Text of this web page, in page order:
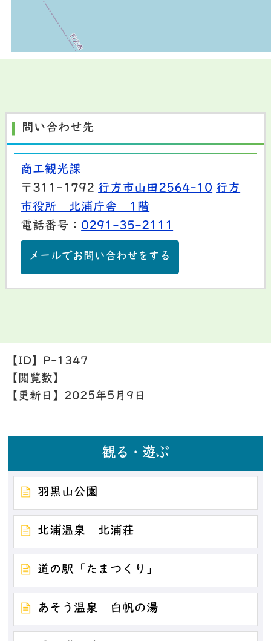
問い合わせ先
商工観光課
〒311-1792 行方市山田2564-10 行方
市役所 北浦庁舎 1階
電話番号： 0291-35-2111
メールでお問い合わせをする
【ID】 P-1347
【閲覧数】
【更新日】 2025年5月9日
観る・遊ぶ
羽黒山公園
北浦温泉 北浦荘
道の駅「たまつくり」
あそう温泉 白帆の湯